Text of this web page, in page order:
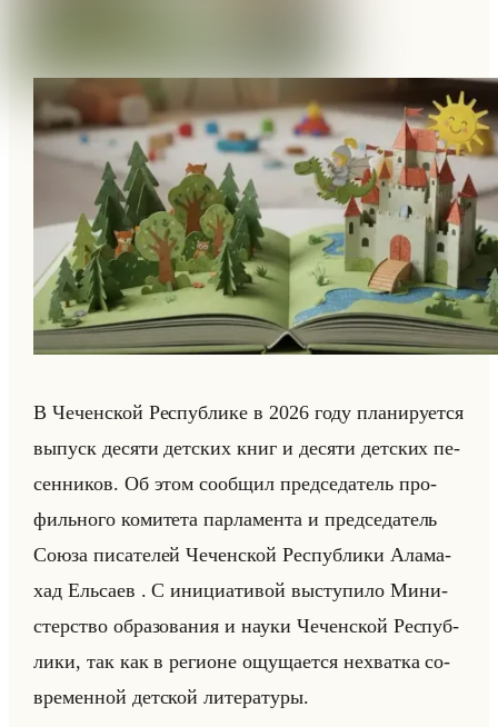
В Че­чен­ской Рес­пуб­ли­ке в 2026 году пла­ни­ру­ет­ся
вы­пуск де­ся­ти дет­ских книг и де­ся­ти дет­ских пе­
сен­ни­ков. Об этом со­об­щил пред­се­да­тель про­
фильно­го ко­ми­те­та пар­ла­мен­та и пред­се­да­тель
Союза пи­са­те­лей Че­чен­ской Рес­пуб­ли­ки Ала­ма­
хад Ельса­ев . С ини­ци­ати­вой вы­сту­пи­ло Ми­ни­
стер­ство об­ра­зо­ва­ния и науки Че­чен­ской Рес­пуб­
ли­ки, так как в ре­ги­оне ощу­ща­ет­ся нехват­ка со­
вре­мен­ной дет­ской ли­те­ра­ту­ры.